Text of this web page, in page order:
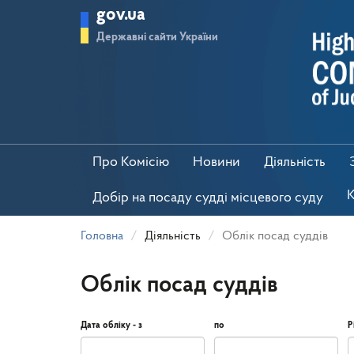
gov.ua
Державні сайти України
Про Комісію Новини Діяльність
Добір на посаду судді місцевого суду
Головна Діяльність Облік посад суддів
Облік посад суддів
Дата обліку - з по